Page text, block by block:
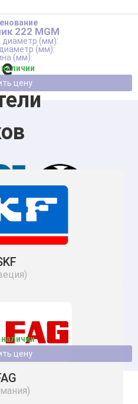
222 MGM
Уточнить цену
30316 MGM
Уточнить цену